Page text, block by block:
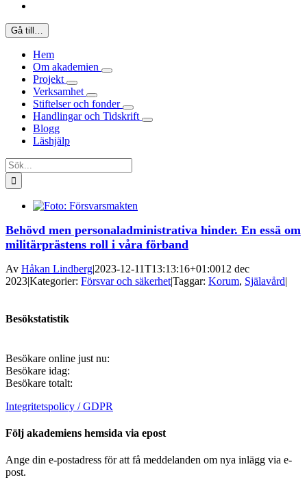
Gå till…
Hem
Om akademien
Projekt
Verksamhet
Stiftelser och fonder
Handlingar och Tidskrift
Blogg
Läshjälp
Sök
efter:
Behövd men personaladministrativa hinder. En essä om
militärprästens roll i våra förband
Av Håkan Lindberg|2023-12-11T13:13:16+01:0012 dec
2023|Kategorier: Försvar och säkerhet|Taggar: Korum, Själavård|
Besökstatistik
Besökare online just nu:
Besökare idag:
Besökare totalt:
Integritetspolicy / GDPR
Följ akademiens hemsida via epost
Ange din e-postadress för att få meddelanden om nya inlägg via e-
post.